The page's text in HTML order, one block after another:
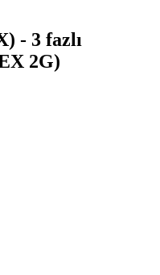
- 3 fazlı
2G)